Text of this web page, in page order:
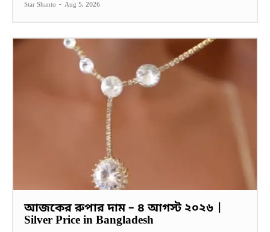
Star Shanto - Aug 5, 2026
আজকের রুপার দাম – ৪ আগস্ট ২০২৬ |
Silver Price in Bangladesh